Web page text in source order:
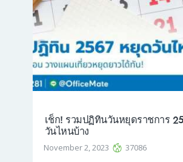
เช็ก! รวมปฏิทินวันหยุดราชการ
วันไหนบ้าง
November 2, 2023 37086